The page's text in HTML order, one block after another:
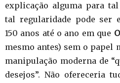
explicação alguma para
tal regularidade pode ser
150 anos até o ano em que
mesmo antes) sem o papel
manipulação moderna de
desejos”. Não ofereceria